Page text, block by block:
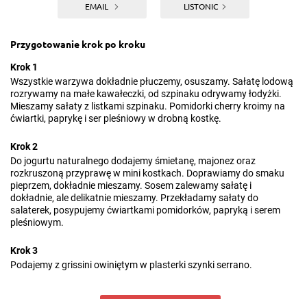
EMAIL LISTONIC
Przygotowanie krok po kroku
Krok 1
Wszystkie warzywa dokładnie płuczemy, osuszamy. Sałatę lodową
rozrywamy na małe kawałeczki, od szpinaku odrywamy łodyżki.
Mieszamy sałaty z listkami szpinaku. Pomidorki cherry kroimy na
ćwiartki, paprykę i ser pleśniowy w drobną kostkę.
Krok 2
Do jogurtu naturalnego dodajemy śmietanę, majonez oraz
rozkruszoną przyprawę w mini kostkach. Doprawiamy do smaku
pieprzem, dokładnie mieszamy. Sosem zalewamy sałatę i
dokładnie, ale delikatnie mieszamy. Przekładamy sałaty do
salaterek, posypujemy ćwiartkami pomidorków, papryką i serem
pleśniowym.
Krok 3
Podajemy z grissini owiniętym w plasterki szynki serrano.